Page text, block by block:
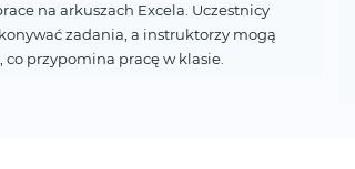
na arkuszach Excela. Uczestnicy
zadania, a instruktorzy mogą
co przypomina pracę w klasie.